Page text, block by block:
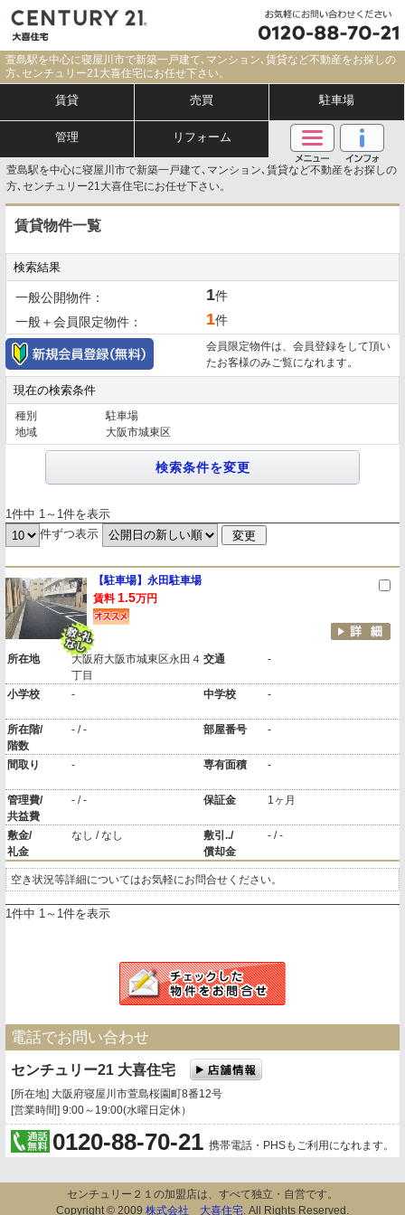
萱島駅を中心に寝屋川市で新築一戸建て､マンション､賃貸など不動産をお探しの
方､センチュリー21大喜住宅にお任せ下さい。
賃貸 売買 駐車場
管理 リフォーム
萱島駅を中心に寝屋川市で新築一戸建て､マンション､賃貸など不動産をお探しの
方､センチュリー21大喜住宅にお任せ下さい。
賃貸物件一覧
検索結果
一般公開物件： 1件
一般＋会員限定物件：
1件
会員限定物件は、会員登録をして頂い
たお客様のみご覧になれます。
現在の検索条件
種別
駐車場
地域
大阪市城東区
1件中 1～1件を表示
件ずつ表示
【駐車場】永田駐車場
賃料 1.5万円
所在地
大阪府大阪市城東区永田４
丁目
交通 -
小学校 - 中学校 -
所在階/
階数
- / - 部屋番号 -
間取り - 専有面積 -
管理費/
共益費
- / - 保証金 1ヶ月
敷金/
礼金
なし / なし
敷引../
償却金
- / -
空き状況等詳細についてはお気軽にお問合せください。
1件中 1～1件を表示
電話でお問い合わせ
センチュリー21 大喜住宅
[所在地] 大阪府寝屋川市萱島桜園町8番12号
[営業時間] 9:00～19:00(水曜日定休）
0120-88-70-21 携帯電話・PHSもご利用になれます。
センチュリー２１の加盟店は、すべて独立・自営です。
Copyright © 2009 株式会社 大喜住宅. All Rights Reserved.